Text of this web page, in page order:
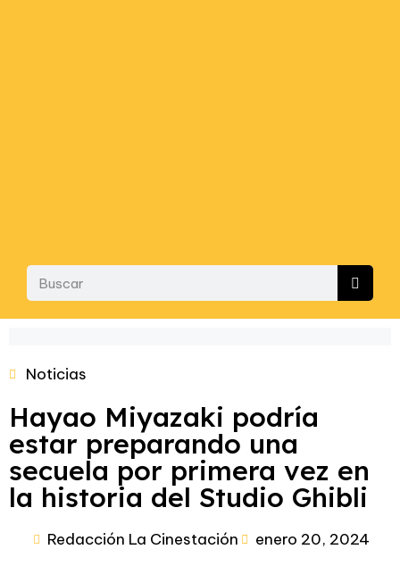
Noticias
Hayao Miyazaki podría
estar preparando una
secuela por primera vez en
la historia del Studio Ghibli
Redacción La Cinestación enero 20, 2024